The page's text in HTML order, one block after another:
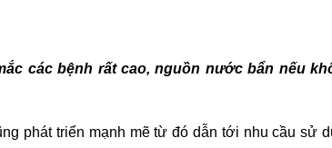
các bệnh rất cao, nguồn nước bẩn nếu
phát triển mạnh mẽ từ đó dẫn tới nhu cầu sử